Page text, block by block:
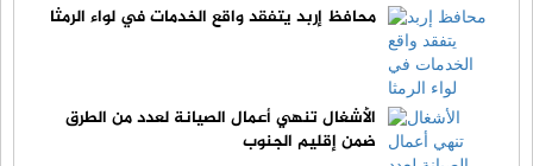
محافظ إربد يتفقد واقع الخدمات في لواء الرمثا
الأشغال تنهي أعمال الصيانة لعدد من الطرق
ضمن إقليم الجنوب